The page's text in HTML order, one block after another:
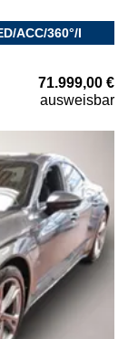
ACC/360°/I
71.999,00 €
ausweisbar